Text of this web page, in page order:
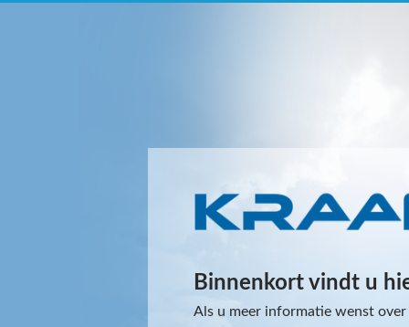
Binnenkort vindt u
Als u meer informatie wenst